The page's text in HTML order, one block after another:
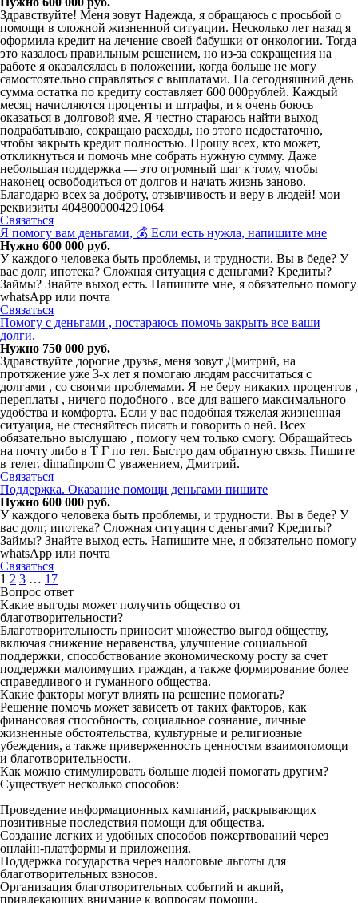
Здравствуйте! Меня зовут Надежда, я обращаюсь с просьбой о
помощи в сложной жизненной ситуации. Несколько лет назад я
оформила кредит на лечение своей бабушки от онкологии. Тогда
это казалось правильным решением, но из-за сокращения на
работе я оказалсялась в положении, когда больше не могу
самостоятельно справляться с выплатами. На сегодняшний день
сумма остатка по кредиту составляет 600 000рублей. Каждый
месяц начисляются проценты и штрафы, и я очень боюсь
оказаться в долговой яме. Я честно стараюсь найти выход —
подрабатываю, сокращаю расходы, но этого недостаточно,
чтобы закрыть кредит полностью. Прошу всех, кто может,
откликнуться и помочь мне собрать нужную сумму. Даже
небольшая поддержка — это огромный шаг к тому, чтобы
наконец освободиться от долгов и начать жизнь заново.
Благодарю всех за доброту, отзывчивость и веру в людей! мои
реквизиты 4048000004291064
Связаться
Я помогу вам деньгами, 💰 Если есть нужла, напишите мне
Нужно 600 000 руб.
У каждого человека быть проблемы, и трудности. Вы в беде? У
вас долг, ипотека? Сложная ситуация с деньгами? Кредиты?
Займы? Знайте выход есть. Напишите мне, я обязательно помогу
whatsApp или почта
Связаться
Помогу с деньгами , постараюсь помочь закрыть все ваши
долги.
Нужно 750 000 руб.
Здравствуйте дорогие друзья, меня зовут Дмитрий, на
протяжение уже 3-х лет я помогаю людям рассчитаться с
долгами , со своими проблемами. Я не беру никаких процентов ,
переплаты , ничего подобного , все для вашего максимального
удобства и комфорта. Если у вас подобная тяжелая жизненная
ситуация, не стесняйтесь писать и говорить о ней. Всех
обязательно выслушаю , помогу чем только смогу. Обращайтесь
на почту либо в Т Г по тел. Быстро дам обратную связь. Пишите
в телег. dimafinpom С уважением, Дмитрий.
Связаться
Поддержка. Оказание помощи деньгами пишите
Нужно 600 000 руб.
У каждого человека быть проблемы, и трудности. Вы в беде? У
вас долг, ипотека? Сложная ситуация с деньгами? Кредиты?
Займы? Знайте выход есть. Напишите мне, я обязательно помогу
whatsApp или почта
Связаться
1 2 3 … 17
Вопрос ответ
Какие выгоды может получить общество от
благотворительности?
Благотворительность приносит множество выгод обществу,
включая снижение неравенства, улучшение социальной
поддержки, способствование экономическому росту за счет
поддержки малоимущих граждан, а также формирование более
справедливого и гуманного общества.
Какие факторы могут влиять на решение помогать?
Решение помочь может зависеть от таких факторов, как
финансовая способность, социальное сознание, личные
жизненные обстоятельства, культурные и религиозные
убеждения, а также приверженность ценностям взаимопомощи
и благотворительности.
Как можно стимулировать больше людей помогать другим?
Существует несколько способов:
Проведение информационных кампаний, раскрывающих
позитивные последствия помощи для общества.
Создание легких и удобных способов пожертвований через
онлайн-платформы и приложения.
Поддержка государства через налоговые льготы для
благотворительных взносов.
Организация благотворительных событий и акций,
привлекающих внимание к вопросам помощи.